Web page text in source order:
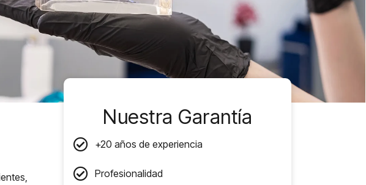
Nuestra Garantía
+20 años de experiencia
Profesionalidad